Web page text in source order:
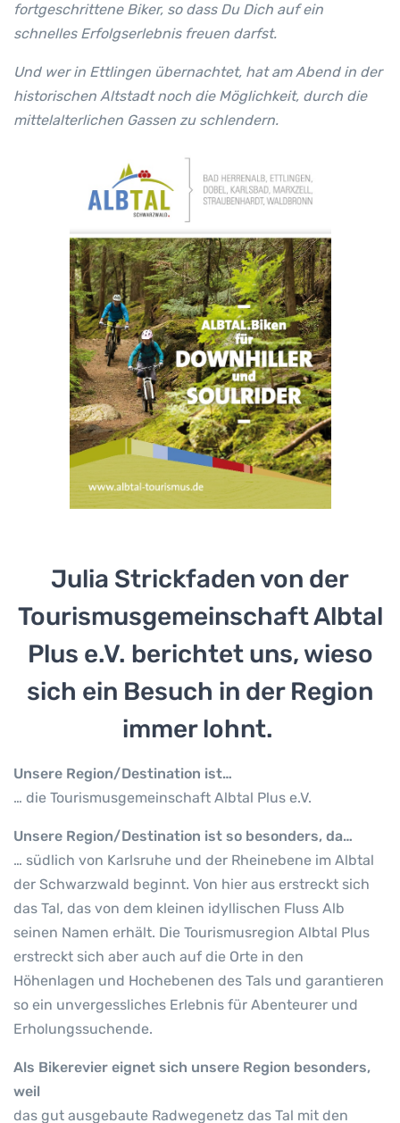
fortgeschrittene Biker, so dass Du Dich auf ein
schnelles Erfolgserlebnis freuen darfst.
Und wer in Ettlingen übernachtet, hat am Abend in der
historischen Altstadt noch die Möglichkeit, durch die
mittelalterlichen Gassen zu schlendern.
Julia Strickfaden von der
Tourismusgemeinschaft Albtal
Plus e.V. berichtet uns, wieso
sich ein Besuch in der Region
immer lohnt.
Unsere Region/Destination ist…
… die Tourismusgemeinschaft Albtal Plus e.V.
Unsere Region/Destination ist so besonders, da…
… südlich von Karlsruhe und der Rheinebene im Albtal
der Schwarzwald beginnt. Von hier aus erstreckt sich
das Tal, das von dem kleinen idyllischen Fluss Alb
seinen Namen erhält. Die Tourismusregion Albtal Plus
erstreckt sich aber auch auf die Orte in den
Höhenlagen und Hochebenen des Tals und garantieren
so ein unvergessliches Erlebnis für Abenteurer und
Erholungssuchende.
Als Bikerevier eignet sich unsere Region besonders,
weil
das gut ausgebaute Radwegenetz das Tal mit den